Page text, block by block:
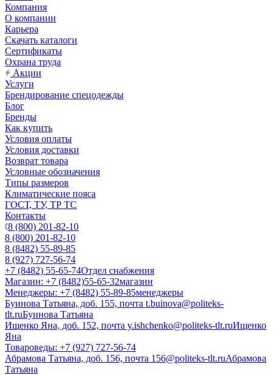
Компания
О компании
Карьера
Cкачать каталоги
Сертификаты
Охрана труда
Акции
Услуги
Брендирование спецодежды
Блог
Бренды
Как купить
Условия оплаты
Условия доставки
Возврат товара
Условные обозначения
Типы размеров
Климатические пояса
ГОСТ, ТУ, ТР ТС
Контакты
8 (800) 201-82-10
8 (800) 201-82-10
8 (8482) 55-89-85
8 (927) 727-56-74
+7 (8482) 55-65-74Отдел снабжения
Магазин: +7 (8482)55-65-32магазин
Менеджеры: +7 (8482) 55-89-85менеджеры
Буинова Татьяна, доб. 155, почта t.buinova@politeks-
tlt.ruБуинова Татьяна
Ищенко Яна, доб. 152, почта y.ishchenko@politeks-tlt.ruИщенко
Яна
Товароведы: +7 (927) 727-56-74
Абрамова Татьяна, доб. 156, почта 156@politeks-tlt.ruАбрамова
Татьяна